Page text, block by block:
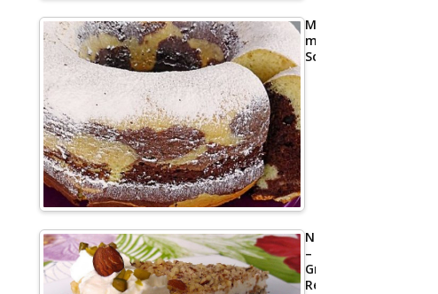
Marmorkuchen
mit
Schmand
Nusstorte
–
Großmutters
Rezept